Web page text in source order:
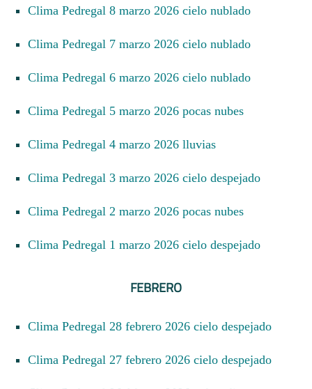
Clima Pedregal 8 marzo 2026 cielo nublado
Clima Pedregal 7 marzo 2026 cielo nublado
Clima Pedregal 6 marzo 2026 cielo nublado
Clima Pedregal 5 marzo 2026 pocas nubes
Clima Pedregal 4 marzo 2026 lluvias
Clima Pedregal 3 marzo 2026 cielo despejado
Clima Pedregal 2 marzo 2026 pocas nubes
Clima Pedregal 1 marzo 2026 cielo despejado
FEBRERO
Clima Pedregal 28 febrero 2026 cielo despejado
Clima Pedregal 27 febrero 2026 cielo despejado